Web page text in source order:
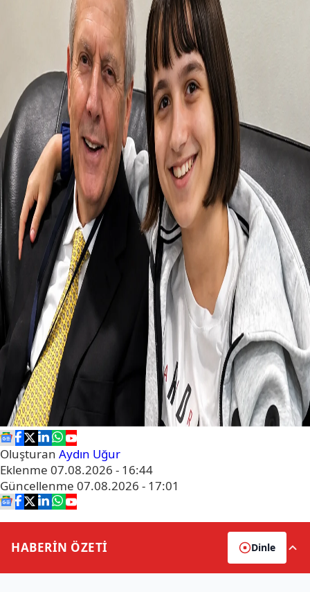
Oluşturan Aydın Uğur
Eklenme 07.08.2026 - 16:44
Güncellenme 07.08.2026 - 17:01
HABERİN ÖZETİ Dinle